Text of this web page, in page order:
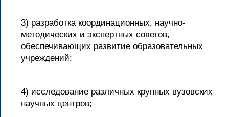
3) разработка координационных, научно-
методических и экспертных советов,
обеспечивающих развитие образовательных
учреждений;
4) исследование различных крупных вузовских
научных центров;